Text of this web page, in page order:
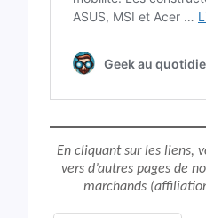
En cliquant sur les liens,
vers d’autres pages de
marchands